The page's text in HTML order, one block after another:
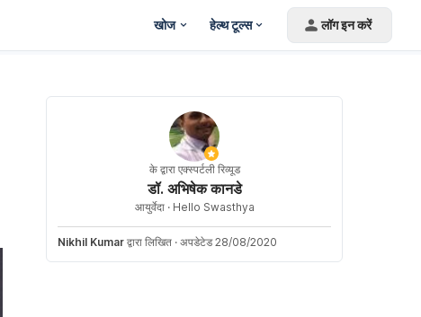
खोज हेल्थ टूल्स लॉग इन करें
के द्वारा एक्स्पर्टली रिव्यूड
डॉ. अभिषेक कानडे
आयुर्वेदा · Hello Swasthya
Nikhil Kumar द्वारा लिखित · अपडेटेड 28/08/2020